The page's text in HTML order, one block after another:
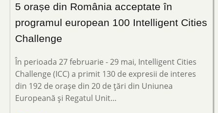
5 orașe din România acceptate în
programul european 100 Intelligent Cities
Challenge
În perioada 27 februarie - 29 mai, Intelligent Cities
Challenge (ICC) a primit 130 de expresii de interes
din 192 de orașe din 20 de țări din Uniunea
Europeană și Regatul Unit…